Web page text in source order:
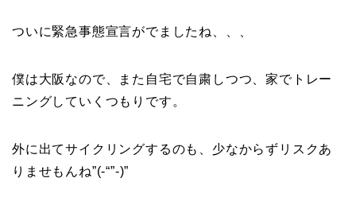
ついに緊急事態宣言がでましたね、、、
僕は大阪なので、また自宅で自粛しつつ、家でトレー
ニングしていくつもりです。
外に出てサイクリングするのも、少なからずリスクあ
りませもんね”(-“”-)”